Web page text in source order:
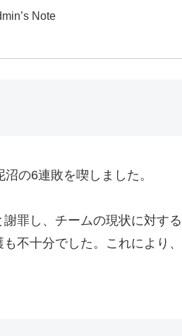
Note
の6連敗を喫しました。
罪し、チームの現状に対す
不十分でした。これにより